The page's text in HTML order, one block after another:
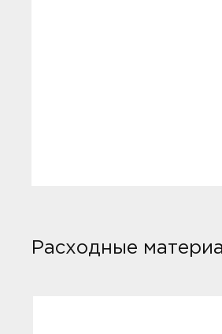
Расходные